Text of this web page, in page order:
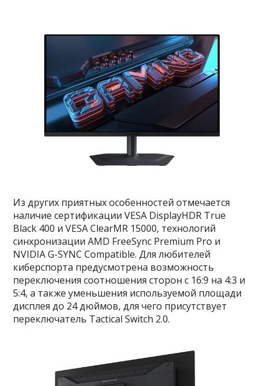
Из других приятных особенностей отмечается
наличие сертификации VESA DisplayHDR True
Black 400 и VESA ClearMR 15000, технологий
синхронизации AMD FreeSync Premium Pro и
NVIDIA G-SYNC Compatible. Для любителей
киберспорта предусмотрена возможность
переключения соотношения сторон с 16:9 на 4:3 и
5:4, а также уменьшения используемой площади
дисплея до 24 дюймов, для чего присутствует
переключатель Tactical Switch 2.0.